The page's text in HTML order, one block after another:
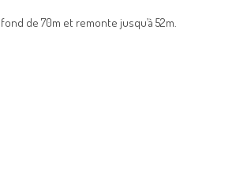
de 70m et remonte jusqu’à 52m.